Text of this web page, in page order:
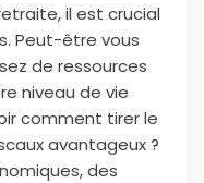
il est crucial
Peut-être vous
de ressources
niveau de vie
comment tirer le
avantageux ?
des